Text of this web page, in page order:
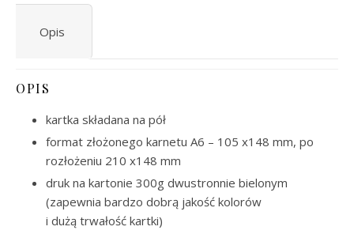
Opis
OPIS
kartka składana na pół
format złożonego karnetu A6 – 105 x148 mm, po
rozłożeniu 210 x148 mm
druk na kartonie 300g dwustronnie bielonym
(zapewnia bardzo dobrą jakość kolorów
i dużą trwałość kartki)